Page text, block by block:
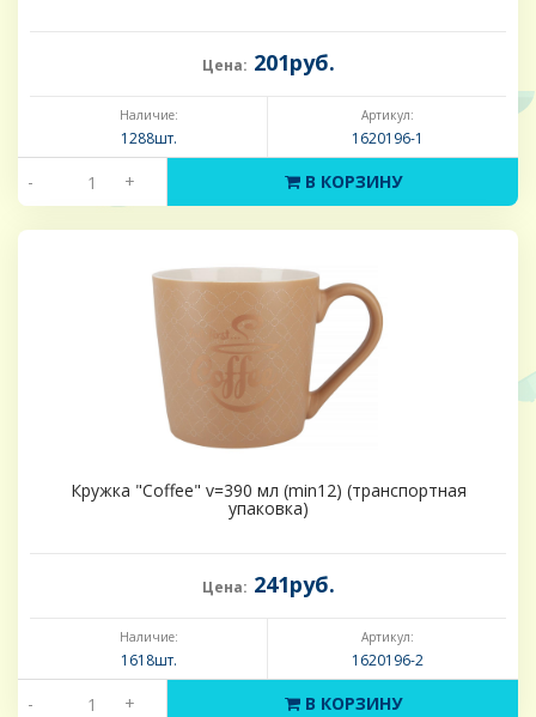
Цена: 201руб.
Наличие:
1288шт.
Артикул:
1620196-1
- + В КОРЗИНУ
Кружка "Coffee" v=390 мл (min12) (транспортная
упаковка)
Цена: 241руб.
Наличие:
1618шт.
Артикул:
1620196-2
- + В КОРЗИНУ